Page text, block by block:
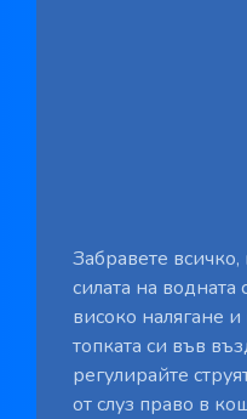
Забравете всичко,
силата на
високо налягане
топката си във
регулирайте
от слуз право в